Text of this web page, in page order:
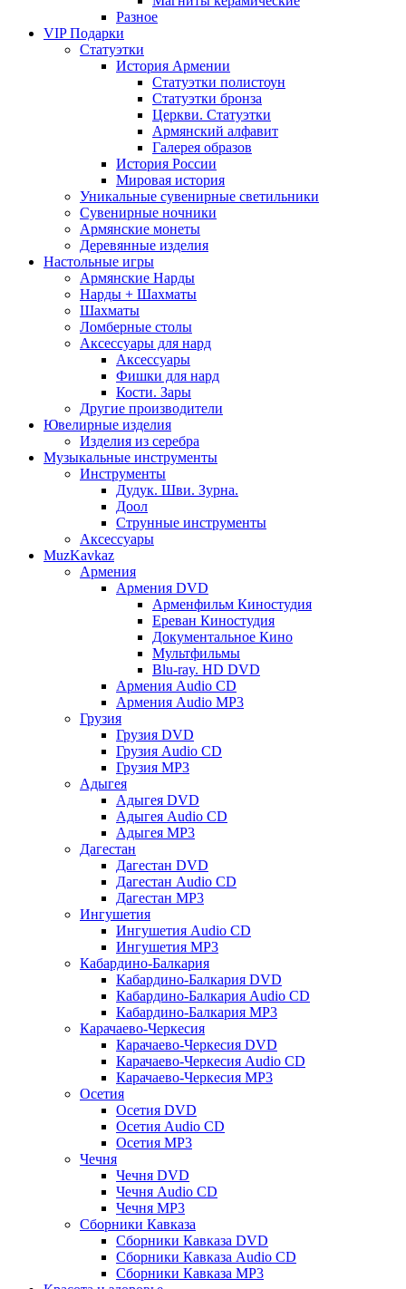
Разное
VIP Подарки
Статуэтки
История Армении
Статуэтки полистоун
Статуэтки бронза
Церкви. Статуэтки
Армянский алфавит
Галерея образов
История России
Мировая история
Уникальные сувенирные светильники
Сувенирные ночники
Армянские монеты
Деревянные изделия
Настольные игры
Армянские Нарды
Нарды + Шахматы
Шахматы
Ломберные столы
Аксессуары для нард
Аксессуары
Фишки для нард
Кости. Зары
Другие производители
Ювелирные изделия
Изделия из серебра
Музыкальные инструменты
Инструменты
Дудук. Шви. Зурна.
Доол
Струнные инструменты
Аксессуары
MuzKavkaz
Армения
Армения DVD
Арменфильм Киностудия
Ереван Киностудия
Документальное Кино
Мультфильмы
Blu-ray. HD DVD
Армения Audio CD
Армения Audio MP3
Грузия
Грузия DVD
Грузия Audio CD
Грузия MP3
Адыгея
Адыгея DVD
Адыгея Audio CD
Адыгея MP3
Дагестан
Дагестан DVD
Дагестан Audio CD
Дагестан MP3
Ингушетия
Ингушетия Audio CD
Ингушетия MP3
Кабардино-Балкария
Кабардино-Балкария DVD
Кабардино-Балкария Audio CD
Кабардино-Балкария MP3
Карачаево-Черкесия
Карачаево-Черкесия DVD
Карачаево-Черкесия Audio CD
Карачаево-Черкесия MP3
Осетия
Осетия DVD
Осетия Audio CD
Осетия MP3
Чечня
Чечня DVD
Чечня Audio CD
Чечня MP3
Сборники Кавказа
Сборники Кавказа DVD
Сборники Кавказа Audio CD
Сборники Кавказа MP3